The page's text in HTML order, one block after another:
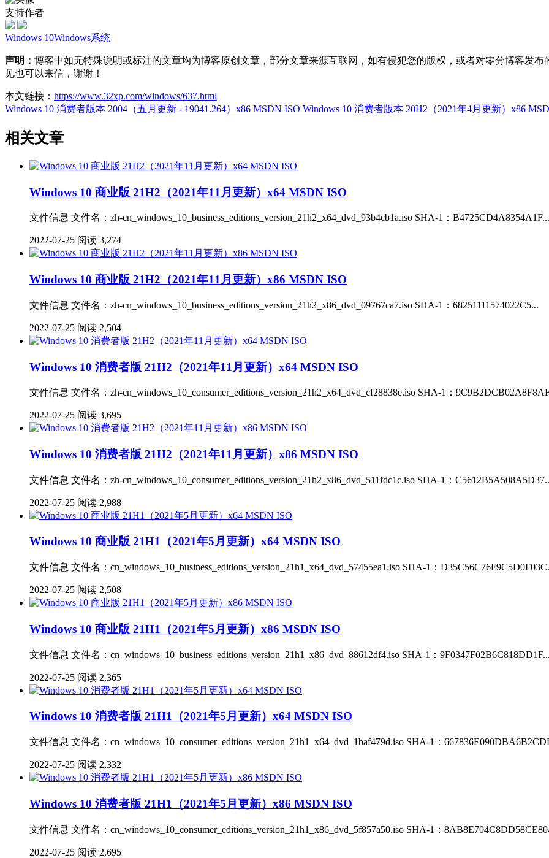
支持作者
Windows 10Windows系统
声明： 博客中如无特殊说明或标注的文章均为博客原创文章，部分文章来源互联网，如有侵犯您的版权，或者对零分博客发
见也可以来信，谢谢！
本文链接： https://www.32xp.com/windows/637.html
Windows 10 消费者版本 2004（五月更新 - 19041.264）x86 MSDN ISO Windows 10 消费者版本 20H2（2021年4月更新）x86
相关文章
Windows 10 商业版 21H2（2021年11月更新）x64 MSDN ISO
文件信息 文件名：zh-cn_windows_10_business_editions_version_21h2_x64_dvd_93b4cb1a.iso SHA-1：B4725CD4A8354A1F...
2022-07-25 阅读 3,274
Windows 10 商业版 21H2（2021年11月更新）x86 MSDN ISO
文件信息 文件名：zh-cn_windows_10_business_editions_version_21h2_x86_dvd_09767ca7.iso SHA-1：68251111574022C5...
2022-07-25 阅读 2,504
Windows 10 消费者版 21H2（2021年11月更新）x64 MSDN ISO
文件信息 文件名：zh-cn_windows_10_consumer_editions_version_21h2_x64_dvd_cf28838e.iso SHA-1：
2022-07-25 阅读 3,695
Windows 10 消费者版 21H2（2021年11月更新）x86 MSDN ISO
文件信息 文件名：zh-cn_windows_10_consumer_editions_version_21h2_x86_dvd_511fdc1c.iso SHA-1：
2022-07-25 阅读 2,988
Windows 10 商业版 21H1（2021年5月更新）x64 MSDN ISO
文件信息 文件名：cn_windows_10_business_editions_version_21h1_x64_dvd_57455ea1.iso SHA-1：
2022-07-25 阅读 2,508
Windows 10 商业版 21H1（2021年5月更新）x86 MSDN ISO
文件信息 文件名：cn_windows_10_business_editions_version_21h1_x86_dvd_88612df4.iso SHA-1：9F0347F02B6C818DD1F...
2022-07-25 阅读 2,365
Windows 10 消费者版 21H1（2021年5月更新）x64 MSDN ISO
文件信息 文件名：cn_windows_10_consumer_editions_version_21h1_x64_dvd_1baf479d.iso SHA-1：
2022-07-25 阅读 2,332
Windows 10 消费者版 21H1（2021年5月更新）x86 MSDN ISO
文件信息 文件名：cn_windows_10_consumer_editions_version_21h1_x86_dvd_5f857a50.iso SHA-1：
2022-07-25 阅读 2,695